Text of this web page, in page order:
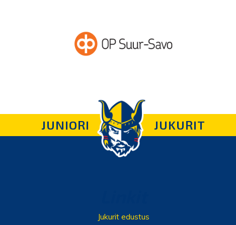
JUNIORI JUKURIT
Jukurit edustus